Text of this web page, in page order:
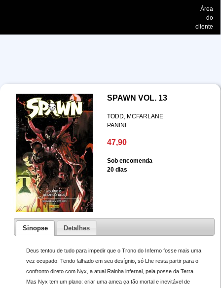
Área
do
cliente
SPAWN VOL. 13
TODD, MCFARLANE
PANINI
47,90
Sob encomenda
20 dias
Sinopse Detalhes
Deus tentou de tudo para impedir que o Trono do Inferno fosse mais uma
vez ocupado. Tendo falhado em seu desígnio, só Lhe resta partir para o
confronto direto com Nyx, a atual Rainha infernal, pela posse da Terra.
Mas Nyx tem um plano: criar uma amea ça tão mortal e inevitável de